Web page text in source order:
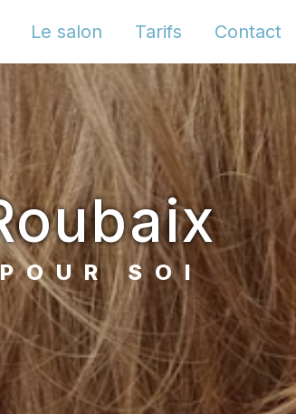
Le salon Tarifs Contact
SOI